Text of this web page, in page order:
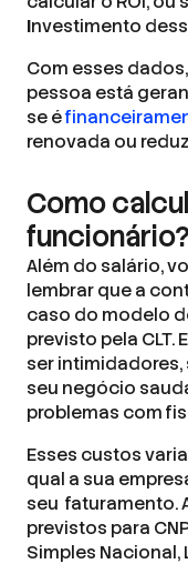
Investimento
Com esses
pessoa está
se é
renovada ou
Como
funcionário?
Além do salário,
lembrar que a
caso do modelo
previsto pela CLT.
ser
seu negócio
problemas com
Esses custos
qual a sua
seu faturamento.
previstos para
Simples Nacional,